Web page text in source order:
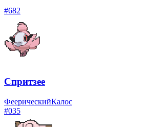
#682
Спритзее
ФеерическийКалос
#035